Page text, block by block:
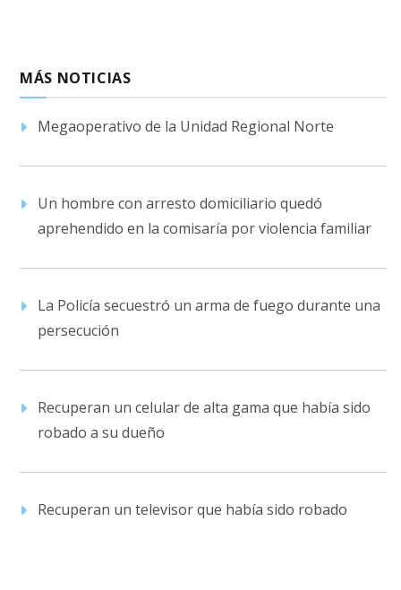
MÁS NOTICIAS
Megaoperativo de la Unidad Regional Norte
Un hombre con arresto domiciliario quedó
aprehendido en la comisaría por violencia familiar
La Policía secuestró un arma de fuego durante una
persecución
Recuperan un celular de alta gama que había sido
robado a su dueño
Recuperan un televisor que había sido robado